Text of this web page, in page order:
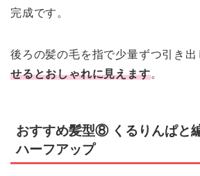
完成です。
後ろの髪の毛を指で少量ずつ引き出
せるとおしゃれに見えます。
おすすめ髪型⑧ くるりんぱと
ハーフアップ